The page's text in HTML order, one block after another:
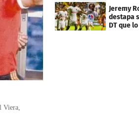
Viera,
Jeremy
destapa
DT que